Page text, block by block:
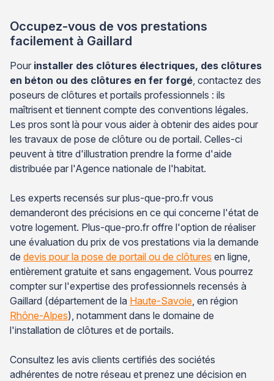
Occupez-vous de vos prestations
facilement à Gaillard
Pour installer des clôtures électriques, des clôtures
en béton ou des clôtures en fer forgé , contactez des
poseurs de clôtures et portails professionnels : ils
maîtrisent et tiennent compte des conventions légales.
Les pros sont là pour vous aider à obtenir des aides pour
les travaux de pose de clôture ou de portail. Celles-ci
peuvent à titre d'illustration prendre la forme d'aide
distribuée par l'Agence nationale de l'habitat.
Les experts recensés sur plus-que-pro.fr vous
demanderont des précisions en ce qui concerne l'état de
votre logement. Plus-que-pro.fr offre l'option de réaliser
une évaluation du prix de vos prestations via la demande
de devis pour la pose de portail ou de clôtures en ligne,
entièrement gratuite et sans engagement. Vous pourrez
compter sur l'expertise des professionnels recensés à
Gaillard (département de la Haute-Savoie , en région
Rhône-Alpes), notamment dans le domaine de
l'installation de clôtures et de portails.
Consultez les avis clients certifiés des sociétés
adhérentes de notre réseau et prenez une décision en